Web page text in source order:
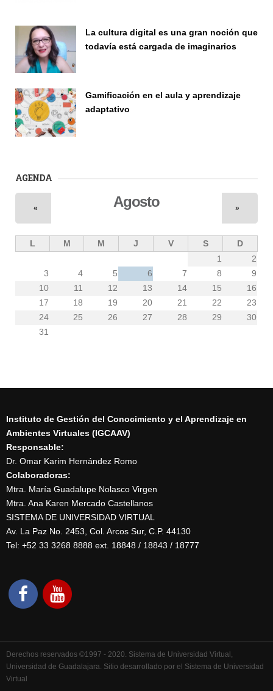
La cultura digital es una gran noción que
todavía está cargada de imaginarios
Gamificación en el aula y aprendizaje
adaptativo
AGENDA
Agosto
« »
L M M J V S
D
1
2
3
4 5 6 7 8
9
10
11 12 13 14 15
16
17
18 19 20 21 22
23
24
25 26 27 28 29
30
31
Instituto de Gestión del Conocimiento y el Aprendizaje en
Ambientes Virtuales (IGCAAV)
Responsable:
Dr. Omar Karim Hernández Romo
Colaboradoras:
Mtra. María Guadalupe Nolasco Virgen
Mtra. Ana Karen Mercado Castellanos
SISTEMA DE UNIVERSIDAD VIRTUAL
Av. La Paz No. 2453, Col. Arcos Sur, C.P. 44130
Tel: +52 33 3268 8888‏ ext. 18848 / 18843 / 18777
Derechos reservados ©1997 - 2020. Sistema de Universidad Virtual,
Universidad de Guadalajara. Sitio desarrollado por el Sistema de Universidad
Virtual